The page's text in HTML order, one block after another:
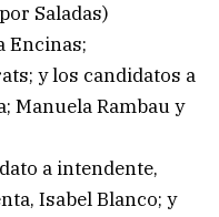
Saladas)
Encinas;
y los candidatos a
Manuela Rambau y
a intendente,
Isabel Blanco; y